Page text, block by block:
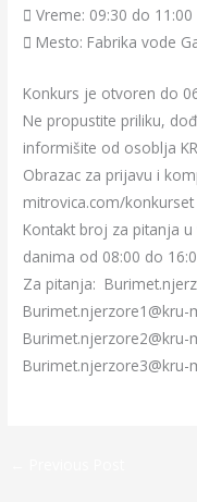
 Vreme: 09:30 do 11:00
 Mesto: Fabrika vode
Konkurs je otvoren do
Ne propustite priliku,
informišite od osoblja
Obrazac za prijavu i
mitrovica.com/konkurset
Kontakt broj za pitanja
danima od 08:00 do
Za pitanja:
Burimet.njerzore2@kru-
Burimet.njerzore3@kru-